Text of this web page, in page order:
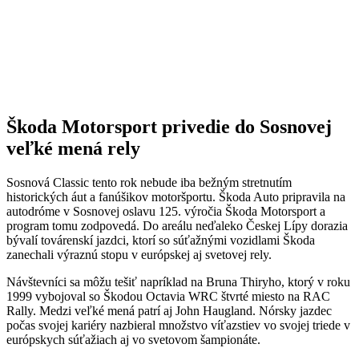
Škoda Motorsport privedie do Sosnovej
veľké mená rely
Sosnová Classic tento rok nebude iba bežným stretnutím
historických áut a fanúšikov motoršportu. Škoda Auto pripravila na
autodróme v Sosnovej oslavu 125. výročia Škoda Motorsport a
program tomu zodpovedá. Do areálu neďaleko Českej Lípy dorazia
bývalí továrenskí jazdci, ktorí so súťažnými vozidlami Škoda
zanechali výraznú stopu v európskej aj svetovej rely.
Návštevníci sa môžu tešiť napríklad na Bruna Thiryho, ktorý v roku
1999 vybojoval so Škodou Octavia WRC štvrté miesto na RAC
Rally. Medzi veľké mená patrí aj John Haugland. Nórsky jazdec
počas svojej kariéry nazbieral množstvo víťazstiev vo svojej triede v
európskych súťažiach aj vo svetovom šampionáte.